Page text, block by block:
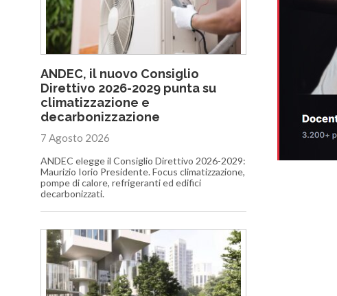
ANDEC, il nuovo Consiglio
Direttivo 2026-2029 punta su
climatizzazione e
decarbonizzazione
7 Agosto 2026
ANDEC elegge il Consiglio Direttivo 2026-2029:
Maurizio Iorio Presidente. Focus climatizzazione,
pompe di calore, refrigeranti ed edifici
decarbonizzati.